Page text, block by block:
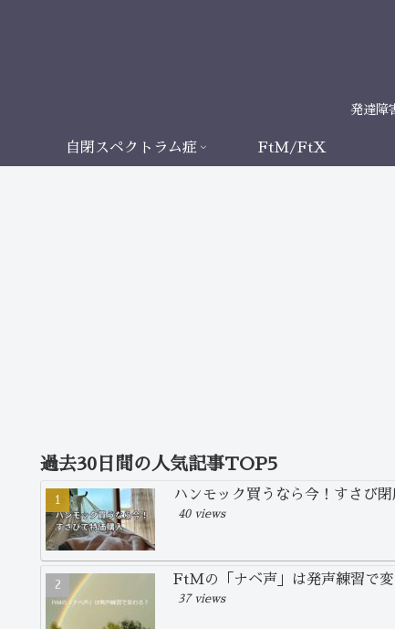
発達障
自閉スペクトラム症 FtM/FtX
過去30日間の人気記事TOP5
ハンモック買うなら今！すさび
40 views
FtMの「ナベ声」は発声練習で
37 views